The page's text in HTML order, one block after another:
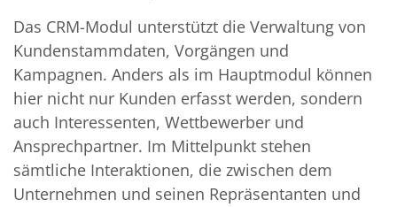
Das CRM-Modul unterstützt die Verwaltung von
Kundenstammdaten, Vorgängen und
Kampagnen. Anders als im Hauptmodul können
hier nicht nur Kunden erfasst werden, sondern
auch Interessenten, Wettbewerber und
Ansprechpartner. Im Mittelpunkt stehen
sämtliche Interaktionen, die zwischen dem
Unternehmen und seinen Repräsentanten und